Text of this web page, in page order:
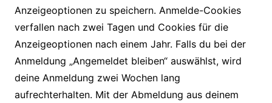
Anzeigeoptionen zu speichern. Anmelde-Cookies
verfallen nach zwei Tagen und Cookies für die
Anzeigeoptionen nach einem Jahr. Falls du bei der
Anmeldung „Angemeldet bleiben“ auswählst, wird
deine Anmeldung zwei Wochen lang
aufrechterhalten. Mit der Abmeldung aus deinem